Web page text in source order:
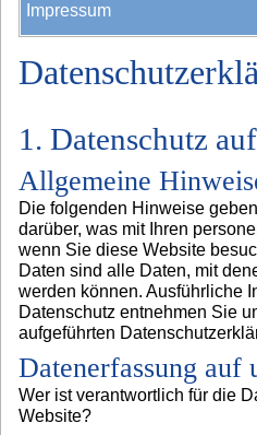
Impressum
1. Datenschutz
Allgemeine
Die folgenden Hinweise
darüber, was mit Ihren
wenn Sie diese Website
Daten sind alle Daten, mit
werden können. Ausführliche
Datenschutz entnehmen Sie
aufgeführten
Datenerfassung auf
Wer ist verantwortlich für die
Website?